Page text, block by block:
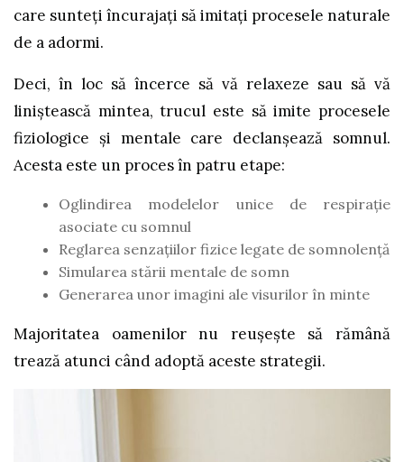
care sunteți încurajați să imitați procesele naturale
de a adormi.
Deci, în loc să încerce să vă relaxeze sau să vă
liniștească mintea, trucul este să imite procesele
fiziologice și mentale care declanșează somnul.
Acesta este un proces în patru etape:
Oglindirea modelelor unice de respirație
asociate cu somnul
Reglarea senzațiilor fizice legate de somnolență
Simularea stării mentale de somn
Generarea unor imagini ale visurilor în minte
Majoritatea oamenilor nu reușește să rămână
trează atunci când adoptă aceste strategii.